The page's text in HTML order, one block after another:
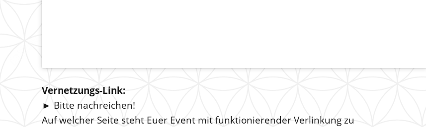
Vernetzungs-Link:
► Bitte nachreichen!
Auf welcher Seite steht Euer Event mit funktionierender Verlinkung zu